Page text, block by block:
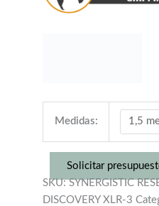
Medidas:
SYNERGISTIC
RESEARCH
GALILEO
Solicitar
SKU:SYNERGISTIC
DISCOVERY XLR-3